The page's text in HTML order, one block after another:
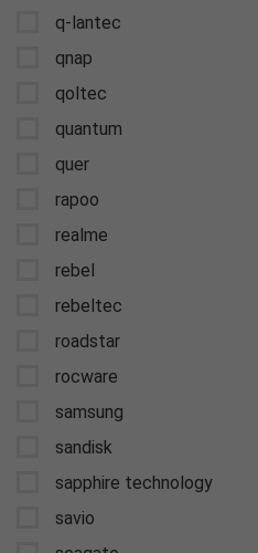
q-lantec
qnap
qoltec
quantum
quer
rapoo
realme
rebel
rebeltec
roadstar
rocware
samsung
sandisk
sapphire technology
savio